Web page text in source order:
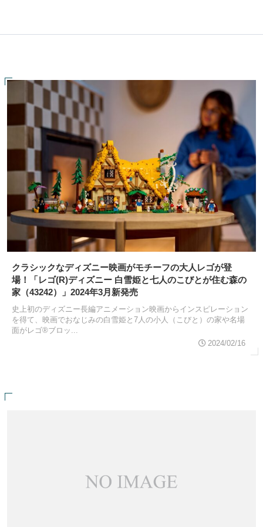
クラシックなディズニー映画がモチーフの大人レゴが登
場！「レゴ(R)ディズニー 白雪姫と七人のこびとが住む森の
家（43242）」2024年3月新発売
史上初のディズニー長編アニメーション映画からインスピレーション
を得て、映画でおなじみの白雪姫と7人の小人（こびと）の家や名場
面がレゴ®ブロッ...
2024/02/16